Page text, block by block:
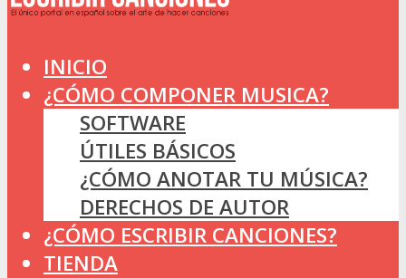
INICIO
¿CÓMO COMPONER MUSICA?
SOFTWARE
ÚTILES BÁSICOS
¿CÓMO ANOTAR TU MÚSICA?
DERECHOS DE AUTOR
¿CÓMO ESCRIBIR CANCIONES?
TIENDA